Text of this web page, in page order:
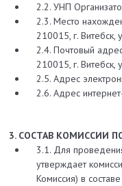
2.2. УНП
2.3. Место
210015, г. Витебск,
2.4. Почтовый
210015, г. Витебск,
2.5. Адрес
2.6. Адрес
3. СОСТАВ КОМИССИИ
3.1. Для
утверждает
Комиссия) в